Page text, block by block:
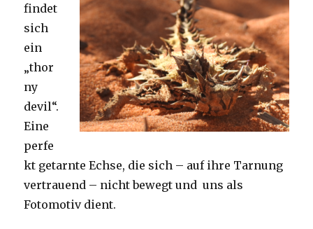
findet
sich
ein
„thor
ny
devil“.
Eine
perfe
kt getarnte Echse, die sich – auf ihre Tarnung
vertrauend – nicht bewegt und uns als
Fotomotiv dient.